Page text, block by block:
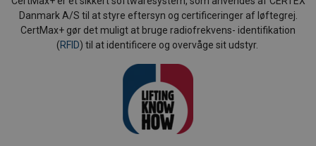
Danmark A/S til at styre eftersyn og certificeringer af løftegrej.
CertMax+ gør det muligt at bruge radiofrekvens- identifikation
(RFID) til at identificere og overvåge sit udstyr.